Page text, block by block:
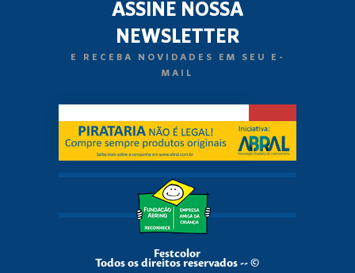
ASSINE NOSSA
NEWSLETTER
E RECEBA NOVIDADES EM SEU E-
MAIL
Festcolor
Todos os direitos reservados -- ©